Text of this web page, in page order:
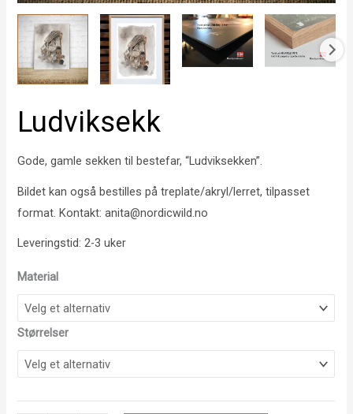
Ludviksekk
Gode, gamle sekken til bestefar, “Ludviksekken”.
Bildet kan også bestilles på treplate/akryl/lerret, tilpasset
format. Kontakt: anita@nordicwild.no
Leveringstid: 2-3 uker
Material
Størrelser